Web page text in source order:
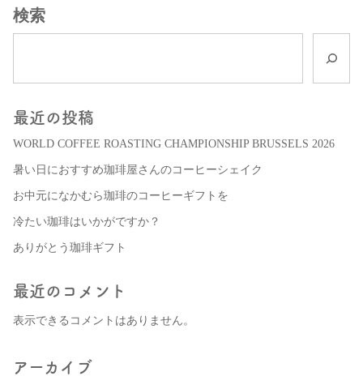
検索
最近の投稿
WORLD COFFEE ROASTING CHAMPIONSHIP BRUSSELS 2026
暑い日におすすめ珈琲屋さんのコーヒーシェイク
お中元になかむら珈琲のコーヒーギフトを
冷たい珈琲はいかがですか？
ありがとう珈琲ギフト
最近のコメント
表示できるコメントはありません。
アーカイブ